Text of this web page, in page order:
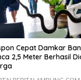
Cepat Damkar
2,5 Meter Berhasil